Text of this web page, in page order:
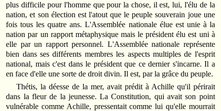
plus difficile pour l'homme que pour la chose, il est, lui, l'élu de la
nation, et son élection est l'atout que le peuple souverain joue une
fois tous les quatre ans. L'Assemblée nationale élue est unie à la
nation par un rapport métaphysique mais le président élu est uni à
elle par un rapport personnel. L'Assemblée nationale représente
bien dans ses différents membres les aspects multiples de l'esprit
national, mais c'est dans le président que ce dernier s'incarne. Il a
en face d'elle une sorte de droit divin. Il est, par la grâce du peuple.
Thétis, la déesse de la mer, avait prédit à Achille qu'il périrait
dans la fleur de la jeunesse. La Constitution, qui avait son point
vulnérable comme Achille, pressentait comme lui qu'elle mourrait